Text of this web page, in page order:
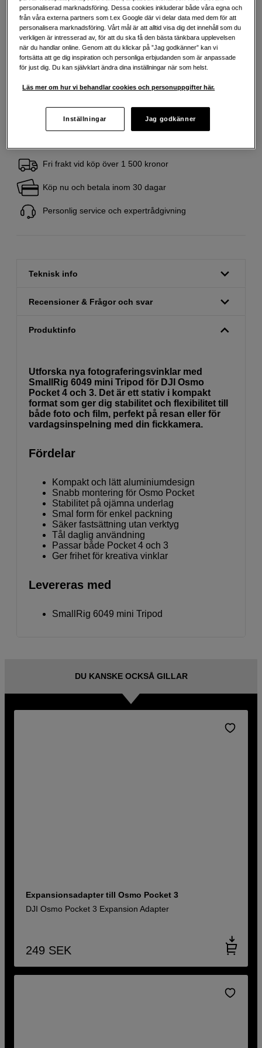
Mer information
199 SEK
Handla tryggt med delbetalning eller faktura Info
Lägg i kundvagn
Fri frakt vid köp över 1 500 kronor
Köp nu och betala inom 30 dagar
Personlig service och expertrådgivning
Teknisk info
Recensioner & Frågor och svar
Produktinfo
Utforska nya fotograferingsvinklar med
SmallRig 6049 mini Tripod för DJI Osmo
Pocket 4 och 3. Det är ett stativ i kompakt
format som ger dig stabilitet och flexibilitet till
både foto och film, perfekt på resan eller för
vardagsinspelning med din fickkamera.
Fördelar
Kompakt och lätt aluminiumdesign
Snabb montering för Osmo Pocket
Stabilitet på ojämna underlag
Smal form för enkel packning
Säker fastsättning utan verktyg
Tål daglig användning
Passar både Pocket 4 och 3
Ger frihet för kreativa vinklar
Levereras med
SmallRig 6049 mini Tripod
DU KANSKE OCKSÅ GILLAR
Expansionsadapter till Osmo Pocket 3
DJI Osmo Pocket 3 Expansion Adapter
249 SEK
personaliserad marknadsföring. Dessa cookies inkluderar både våra egna och
från våra externa partners som t.ex Google där vi delar data med dem för att
personalisera marknadsföring. Vårt mål är att alltid visa dig det innehåll som du
verkligen är intresserad av, för att du ska få den bästa tänkbara upplevelsen
när du handlar online. Genom att du klickar på ”Jag godkänner” kan vi
fortsätta att ge dig inspiration och personliga erbjudanden som är anpassade
för just dig. Du kan självklart ändra dina inställningar när som helst.
Läs mer om hur vi behandlar cookies och personuppgifter här.
Inställningar Jag godkänner